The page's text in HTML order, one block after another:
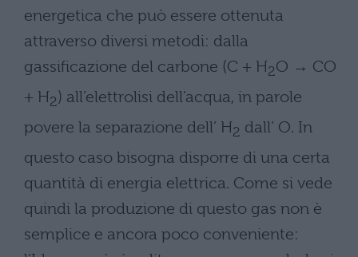
energetica che può essere ottenuta
attraverso diversi metodi: dalla
gassificazione del carbone (C + H2O → CO
+ H2) all’elettrolisi dell’acqua, in parole
povere la separazione dell’ H2 dall’ O. In
questo caso bisogna disporre di una certa
quantità di energia elettrica. Come si vede
quindi la produzione di questo gas non è
semplice e ancora poco conveniente: